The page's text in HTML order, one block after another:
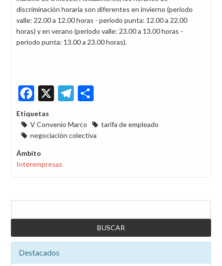
discriminación horaria son diferentes en invierno (período
valle: 22.00 a 12.00 horas - período punta: 12.00 a 22.00
horas) y en verano (período valle: 23.00 a 13.00 horas -
período punta: 13.00 a 23.00 horas).
Facebook
X Telegram
Etiquetas
V Convenio Marco
tarifa de empleado
negociación colectiva
Ámbito
Interempresas
Destacados